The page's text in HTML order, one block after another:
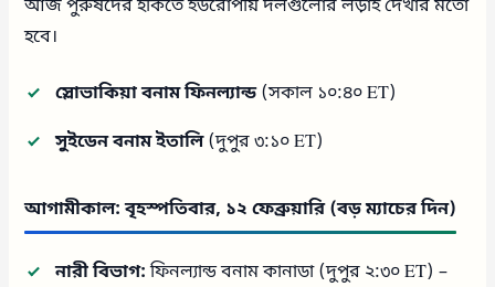
আজ পুরুষদের হকিতে ইউরোপীয় দলগুলোর লড়াই দেখার মতো
হবে।
স্লোভাকিয়া বনাম ফিনল্যান্ড(সকাল ১০:৪০ ET)
সুইডেন বনাম ইতালি(দুপুর ৩:১০ ET)
আগামীকাল: বৃহস্পতিবার, ১২ ফেব্রুয়ারি (বড় ম্যাচের দিন)
নারী বিভাগ:ফিনল্যান্ড বনাম কানাডা (দুপুর ২:৩০ ET) –